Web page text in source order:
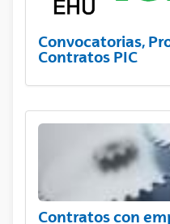
Convocatorias,
Contratos PIC
Contratos con